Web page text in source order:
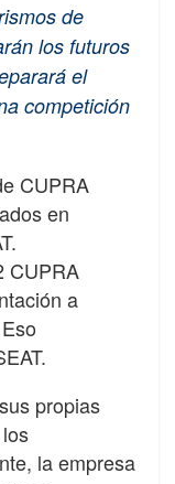
de
los futuros
el
competición
CUPRA
en
CUPRA
a
propias
la empresa